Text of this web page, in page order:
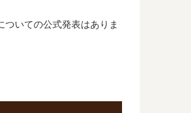
いての公式発表はありま